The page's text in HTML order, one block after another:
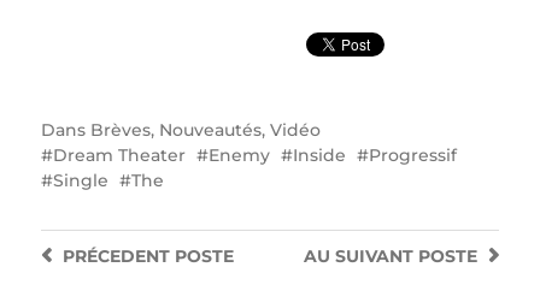
Dans Brèves, Nouveautés, Vidéo
Dream Theater
Enemy Inside
Progressif
Single
The
AU SUIVANT POSTE
PRÉCEDENTPOSTE